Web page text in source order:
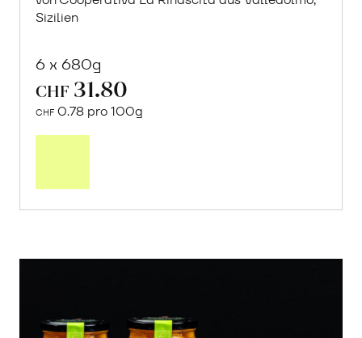
Sizilien
6 x 680g
CHF 31.80
CHF 0.78 pro 100g